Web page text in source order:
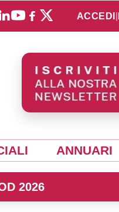
ACCEDI
ANNUARI
2026